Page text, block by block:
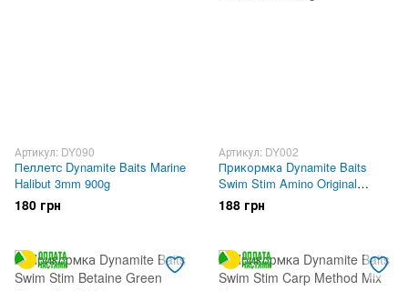
Артикул: DY090
Пеллетс Dynamite Baits Marine
Halibut 3mm 900g
180 грн
Артикул: DY002
Прикормка Dynamite Baits
Swim Stim Amino Original
Groundbait 900g
188 грн